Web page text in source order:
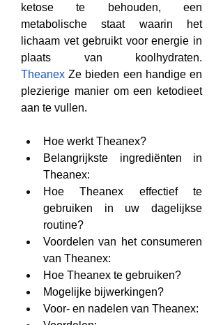
ketose te behouden, een
metabolische staat waarin het
lichaam vet gebruikt voor energie in
Theanex Ze bieden een handige en
plezierige manier om een ​​ketodieet
aan te vullen.
Hoe werkt Theanex?
Belangrijkste ingrediënten in
Theanex:
Hoe Theanex effectief te
gebruiken in uw dagelijkse
routine?
Voordelen van het consumeren
van Theanex:
Hoe Theanex te gebruiken?
Mogelijke bijwerkingen?
Voor- en nadelen van Theanex: